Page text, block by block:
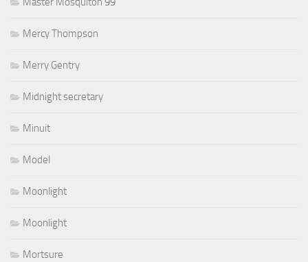
Mercy Thompson
Merry Gentry
Midnight secretary
Minuit
Model
Moonlight
Moonlight
Mortsure